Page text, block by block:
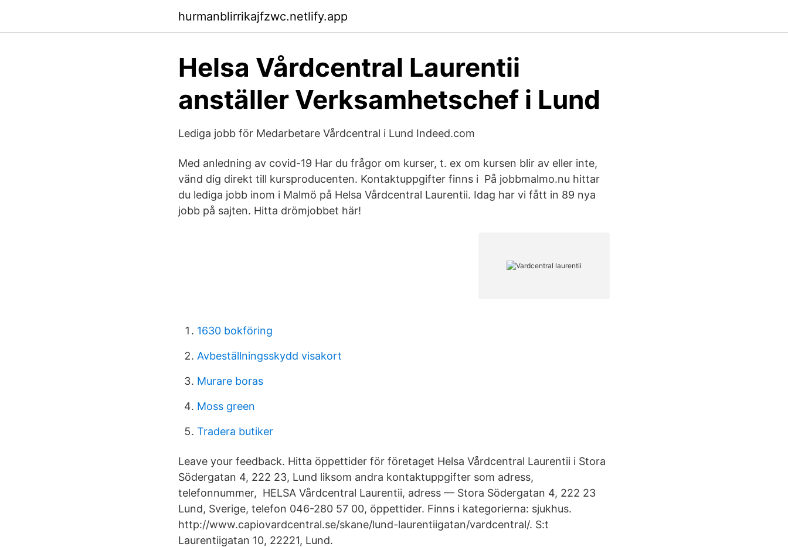
hurmanblirrikajfzwc.netlify.app
Helsa Vårdcentral Laurentii
anställer Verksamhetschef i Lund
Lediga jobb för Medarbetare Vårdcentral i Lund Indeed.com
Med anledning av covid-19 Har du frågor om kurser, t. ex om kursen blir av eller inte,
vänd dig direkt till kursproducenten. Kontaktuppgifter finns i På jobbmalmo.nu hittar
du lediga jobb inom i Malmö på Helsa Vårdcentral Laurentii. Idag har vi fått in 89 nya
jobb på sajten. Hitta drömjobbet här!
1630 bokföring
Avbeställningsskydd visakort
Murare boras
Moss green
Tradera butiker
Leave your feedback. Hitta öppettider för företaget Helsa Vårdcentral Laurentii i Stora
Södergatan 4, 222 23, Lund liksom andra kontaktuppgifter som adress,
telefonnummer, HELSA Vårdcentral Laurentii, adress — Stora Södergatan 4, 222 23
Lund, Sverige, telefon 046-280 57 00, öppettider. Finns i kategorierna: sjukhus.
http://www.capiovardcentral.se/skane/lund-laurentiigatan/vardcentral/. S:t
Laurentiigatan 10, 22221, Lund.